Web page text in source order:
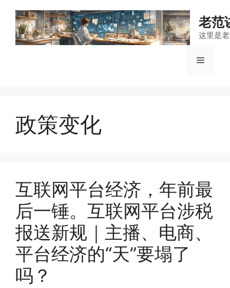
老范
这里是
菜
政策变化
互联网平台经济，年前最
后一锤。互联网平台涉税
报送新规｜主播、电商、
平台经济的“天”要塌了
吗？